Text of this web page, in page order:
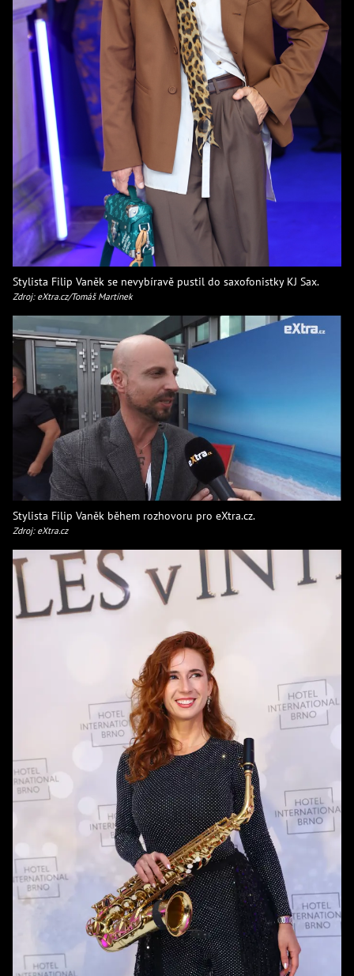
Stylista Filip Vaněk se nevybíravě pustil do saxofonistky KJ Sax.
Zdroj: eXtra.cz/Tomáš Martínek
Stylista Filip Vaněk během rozhovoru pro eXtra.cz.
Zdroj: eXtra.cz